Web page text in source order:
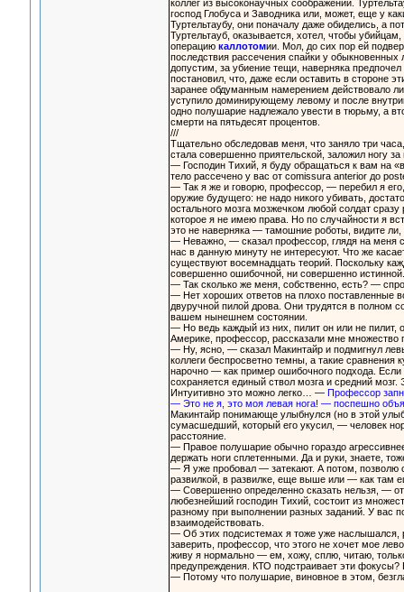
коллег из высоконаучных соображений.
господ Глобуса и Заводника или, может, еще у
Туртельтаубу, они поначалу даже обиделись, а
Туртельтауб, оказывается, хотел, чтобы
операцию каллотомии. Мол, до сих пор ей
последствия рассечения спайки у обыкновенных
допустим, за убиение тещи, наверняка
постановил, что, даже если оставить в стороне
заранее обдуманным намерением действовало
уступило доминирующему левому и после
одно полушарие надлежало увести в тюрьму, а
смерти на пятьдесят процентов.
///
Тщательно обследовав меня, что заняло три
стала совершенно приятельской, заложил ногу
— Господин Тихий, я буду обращаться к вам на
тело рассечено у вас от comissura anterior до
— Так я же и говорю, профессор, — перебил я
оружие будущего: не надо никого убивать,
остального мозга мозжечком любой солдат
которое я не имею права. Но по случайности я
это не наверняка — тамошние роботы, видите
— Неважно, — сказал профессор, глядя на меня
нас в данную минуту не интересуют. Что же
существуют восемнадцать теорий. Поскольку
совершенно ошибочной, ни совершенно
— Так сколько же меня, собственно, есть? —
— Нет хороших ответов на плохо поставленные
двуручной пилой дрова. Они трудятся в полном
вашем нынешнем состоянии.
— Но ведь каждый из них, пилит он или не
Америке, профессор, рассказали мне множество
— Ну, ясно, — сказал Макинтайр и подмигнул
коллеги беспросветно темны, а такие
нарочно — как пример ошибочного подхода. Если
сохраняется единый ствол мозга и средний
Интуитивно это можно легко… — Профессор
— Это не я, это моя левая нога! — поспешно
Макинтайр понимающе улыбнулся (но в этой
сумасшедший, который его укусил, — человек
расстояние.
— Правое полушарие обычно гораздо
держать ноги сплетенными. Да и руки, знаете,
— Я уже пробовал — затекают. А потом, позволю
развилкой, в развилке, еще выше или — как там
— Совершенно определенно сказать нельзя, —
любезнейший господин Тихий, состоит из
разному при выполнении разных заданий. У вас
взаимодействовать.
— Об этих подсистемах я тоже уже наслышался,
заверить, профессор, что этого не хочет мое
живу я нормально — ем, хожу, сплю, читаю,
предупреждения. КТО подстраивает эти
— Потому что полушарие, виновное в этом,